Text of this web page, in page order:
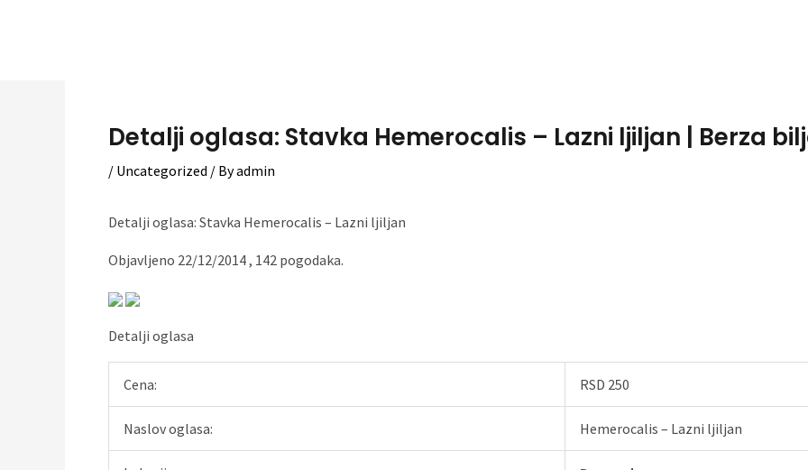
Detalji oglasa: Stavka Hemerocalis – Lazni ljiljan | Berza
/ Uncategorized / Byadmin
Detalji oglasa: Stavka Hemerocalis – Lazni ljiljan
Objavljeno 22/12/2014 , 142 pogodaka.
Detalji oglasa
Cena: RSD 250
Naslov oglasa: Hemerocalis – Lazni ljiljan